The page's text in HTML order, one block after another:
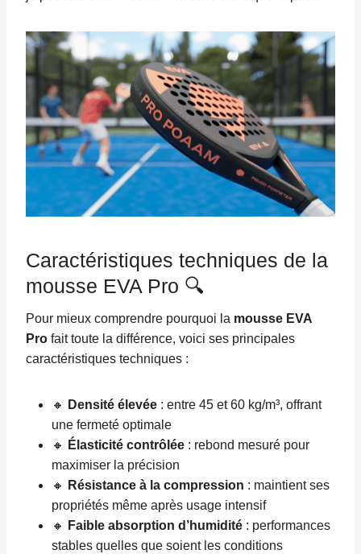
Caractéristiques techniques de la
mousse EVA Pro 🔍
Pour mieux comprendre pourquoi la mousse EVA
Pro fait toute la différence, voici ses principales
caractéristiques techniques :
🔸 Densité élevée : entre 45 et 60 kg/m³, offrant
une fermeté optimale
🔸
Élasticité contrôlée : rebond mesuré pour
maximiser la précision
🔸
Résistance à la compression : maintient ses
propriétés même après usage intensif
🔸
Faible absorption d’humidité : performances
stables quelles que soient les conditions